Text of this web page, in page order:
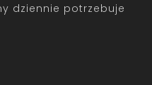
dziennie potrzebuje